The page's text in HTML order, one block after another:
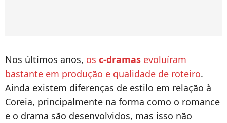
Nos últimos anos, os c-dramas evoluíram
bastante em produção e qualidade de roteiro.
Ainda existem diferenças de estilo em relação à
Coreia, principalmente na forma como o romance
e o drama são desenvolvidos, mas isso não